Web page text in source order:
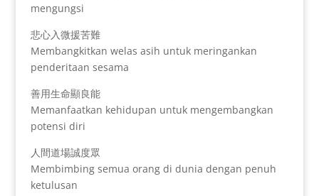
mengungsi
悲心入微援苦難
Membangkitkan welas asih untuk meringankan
penderitaan sesama
善用生命顯良能
Memanfaatkan kehidupan untuk mengembangkan
potensi diri
人間道場誠度眾
Membimbing semua orang di dunia dengan penuh
ketulusan